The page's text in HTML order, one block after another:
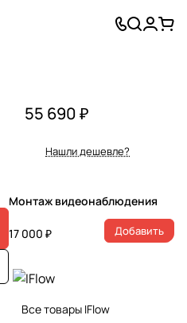
55 690 ₽
Нашли дешевле?
Монтаж видеонаблюдения
17 000 ₽ Добавить
Все товары IFlow